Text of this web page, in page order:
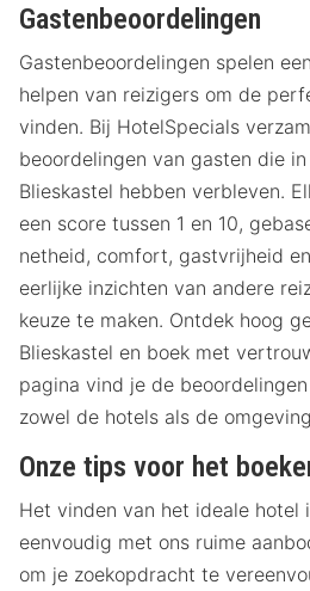
Gastenbeoordelingen
Gastenbeoordelingen spelen
helpen van reizigers om de
vinden. Bij HotelSpecials
beoordelingen van gasten die
Blieskastel hebben verbleven.
een score tussen 1 en 10,
netheid, comfort, gastvrijheid
eerlijke inzichten van andere
keuze te maken. Ontdek hoog
Blieskastel en boek met
pagina vind je de
zowel de hotels als de
Onze tips voor het
Het vinden van het ideale hotel
eenvoudig met ons ruime
om je zoekopdracht te